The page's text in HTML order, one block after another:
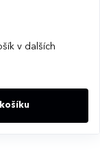
v dalších